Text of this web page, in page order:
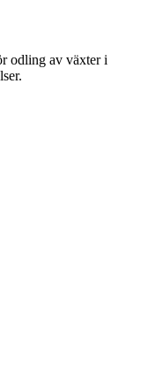
odling av växter i